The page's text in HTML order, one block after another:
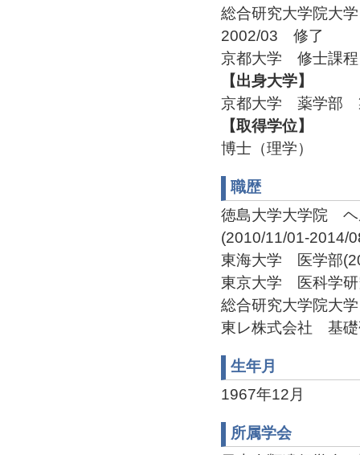
総合研究大学院
2002/03 修了
京都大学 修士課
【出身大学】
京都大学 薬学部
【取得学位】
博士（理学）
職歴
徳島大学大学院
(2010/11/01-2014/
東海大学 医学部
東京大学 医科学研
総合研究大学院大
東レ株式会社 基礎
生年月
1967年12月
所属学会